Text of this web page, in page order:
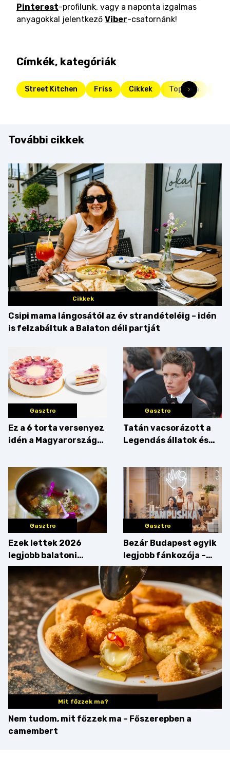
Pinterest-profilunk, vagy a naponta izgalmas
anyagokkal jelentkező Viber-csatornánk!
Címkék, kategóriák
Street Kitchen Friss Cikkek Toplista
További cikkek
Cikkek
Csipi mama lángosától az év strandételéig – idén
is felzabáltuk a Balaton déli partját
Gasztro
Ez a 6 torta versenyez
idén a Magyarország
Gasztro
Tatán vacsorázott a
Legendás állatok és
Gasztro
Ezek lettek 2026
legjobb balatoni
strandételei –
végigkóstoltuk a
győzteseket
Gasztro
Bezár Budapest egyik
legjobb fánkozója –
búcsúzik a Pampushka
Mit főzzek ma?
Nem tudom, mit főzzek ma – Főszerepben a
camembert